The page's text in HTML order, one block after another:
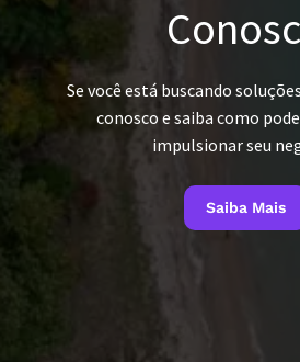
Se você está buscando
conosco e saiba como
impulsionar seu
Saiba Mais